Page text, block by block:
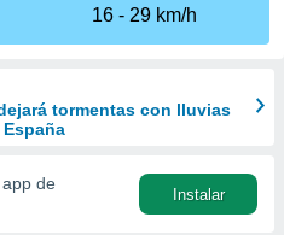
16
29 km/h
tormentas con lluvias
app de
Instalar